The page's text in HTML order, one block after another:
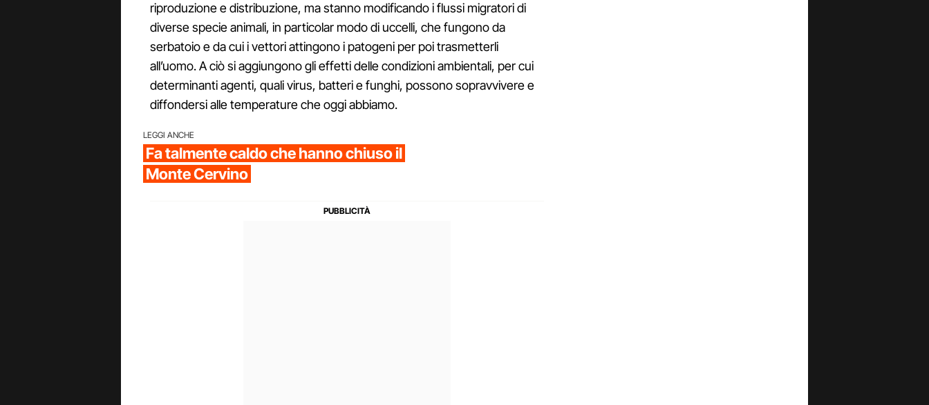
riproduzione e distribuzione, ma stanno modificando i flussi migratori di
diverse specie animali, in particolar modo di uccelli, che fungono da
serbatoio e da cui i vettori attingono i patogeni per poi trasmetterli
all’uomo. A ciò si aggiungono gli effetti delle condizioni ambientali, per cui
determinanti agenti, quali virus, batteri e funghi, possono sopravvivere e
diffondersi alle temperature che oggi abbiamo.
LEGGI ANCHE
Fa talmente caldo che hanno chiuso il
Monte Cervino